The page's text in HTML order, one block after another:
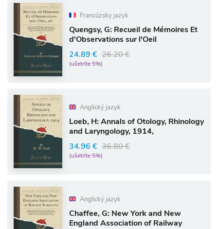
Francúzsky jazyk
Quengsy, G: Recueil de Mémoires Et
d'Observations sur l'Oeil
24.89 € 26.20 €
(ušetríte 5%)
Anglický jazyk
Loeb, H: Annals of Otology, Rhinology
and Laryngology, 1914,
34.96 € 36.80 €
(ušetríte 5%)
Anglický jazyk
Chaffee, G: New York and New
England Association of Railway